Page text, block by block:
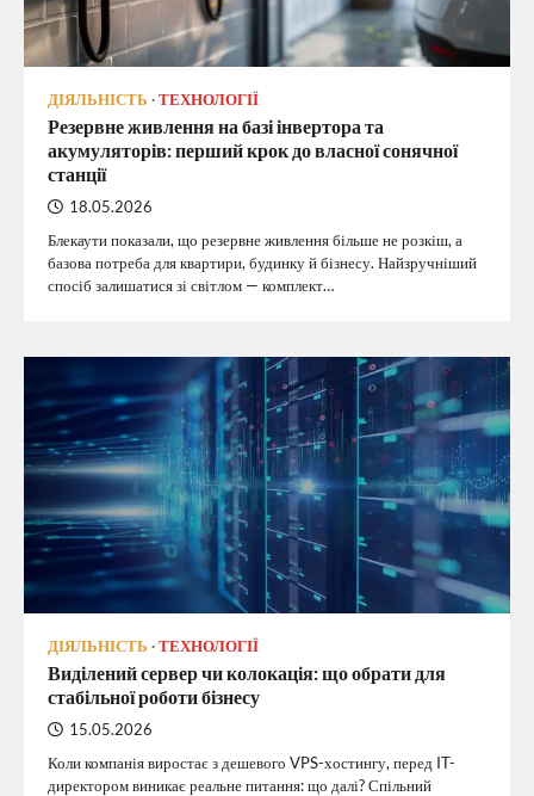
ДІЯЛЬНІСТЬ ТЕХНОЛОГІЇ
Резервне живлення на базі інвертора та
акумуляторів: перший крок до власної сонячної
станції
18.05.2026
Блекаути показали, що резервне живлення більше не розкіш, а
базова потреба для квартири, будинку й бізнесу. Найзручніший
спосіб залишатися зі світлом — комплект…
ДІЯЛЬНІСТЬ ТЕХНОЛОГІЇ
Виділений сервер чи колокація: що обрати для
стабільної роботи бізнесу
15.05.2026
Коли компанія виростає з дешевого VPS-хостингу, перед IT-
директором виникає реальне питання: що далі? Спільний